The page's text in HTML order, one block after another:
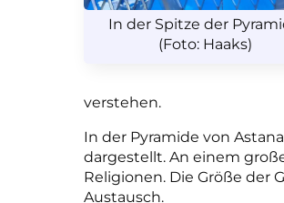
In der Spitze der
(Foto: Haaks)
verstehen.
In der Pyramide von
dargestellt. An einem
Religionen. Die Größe der
Austausch.